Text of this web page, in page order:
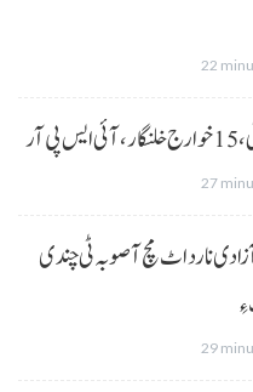
22
27
نا رد اٹ مچ آ صوبہ ٹی چندی
29